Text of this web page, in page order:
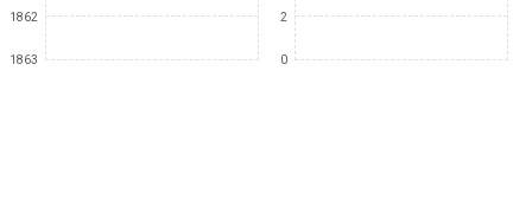
1862
1863
2
0